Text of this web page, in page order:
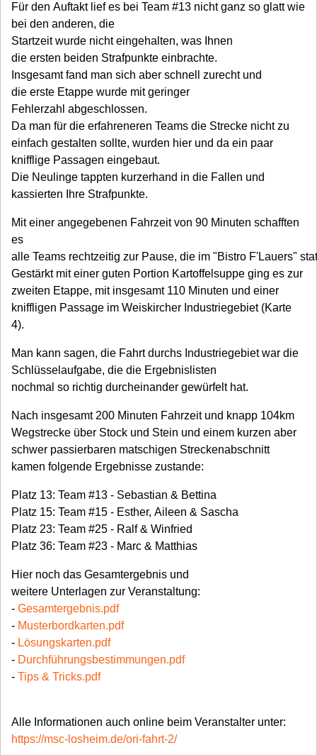
Für den Auftakt lief es bei Team #13 nicht ganz so glatt wie
bei den anderen, die
Startzeit wurde nicht eingehalten, was Ihnen
die ersten beiden Strafpunkte einbrachte.
Insgesamt fand man sich aber schnell zurecht und
die erste Etappe wurde mit geringer
Fehlerzahl abgeschlossen.
Da man für die erfahreneren Teams die Strecke nicht zu
einfach gestalten sollte, wurden hier und da ein paar
knifflige Passagen eingebaut.
Die Neulinge tappten kurzerhand in die Fallen und
kassierten Ihre Strafpunkte.
Mit einer angegebenen Fahrzeit von 90 Minuten schafften
es
alle Teams rechtzeitig zur Pause, die im "Bistro F'Lauers"
Gestärkt mit einer guten Portion Kartoffelsuppe ging es zur
zweiten Etappe, mit insgesamt 110 Minuten und einer
kniffligen Passage im Weiskircher Industriegebiet (Karte
4).
Man kann sagen, die Fahrt durchs Industriegebiet war die
Schlüsselaufgabe, die die Ergebnislisten
nochmal so richtig durcheinander gewürfelt hat.
Nach insgesamt 200 Minuten Fahrzeit und knapp 104km
Wegstrecke über Stock und Stein und einem kurzen aber
schwer passierbaren matschigen Streckenabschnitt
kamen folgende Ergebnisse zustande:
Platz 13: Team #13 - Sebastian & Bettina
Platz 15: Team #15 - Esther, Aileen & Sascha
Platz 23: Team #25 - Ralf & Winfried
Platz 36: Team #23 - Marc & Matthias
Hier noch das Gesamtergebnis und
weitere Unterlagen zur Veranstaltung:
- Gesamtergebnis.pdf
- Musterbordkarten.pdf
- Lösungskarten.pdf
- Durchführungsbestimmungen.pdf
- Tips & Tricks.pdf
Alle Informationen auch online beim Veranstalter unter:
https://msc-losheim.de/ori-fahrt-2/